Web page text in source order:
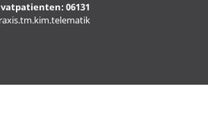
06131